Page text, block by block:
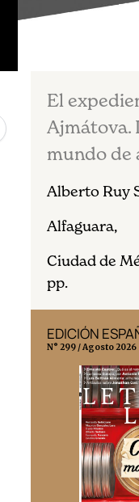
El
Ajmátova.
mundo de
Alberto Ruy
Alfaguara,
Ciudad de
pp.
EDICIÓN
N° 299 / Agosto 2026